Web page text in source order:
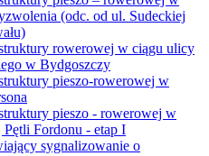
(odc. od ul. Sudeckiej
rowerowej w ciągu ulicy
w Bydgoszczy
pieszo-rowerowej w
pieszo - rowerowej w
Fordonu - etap I
sygnalizowanie o